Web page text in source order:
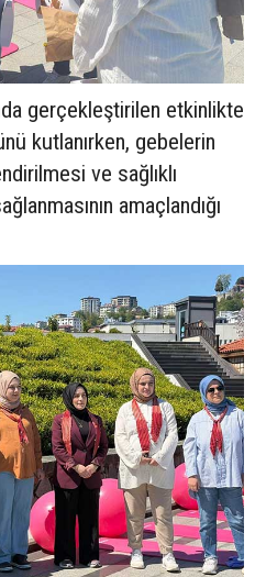
gerçekleştirilen etkinlikte
kutlanırken, gebelerin
ve sağlıklı
amaçlandığı